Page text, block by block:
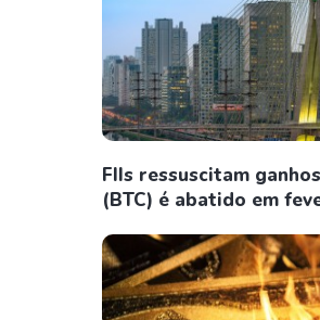
FIIs ressuscitam
(BTC) é abatido em